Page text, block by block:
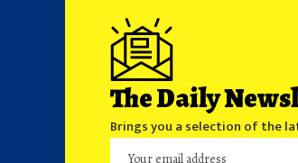
The Daily
Brings you a selection of the